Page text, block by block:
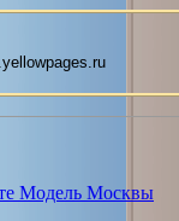
Модель Москвы